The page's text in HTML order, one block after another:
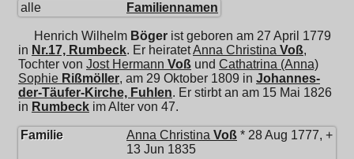
alle Familiennamen
Henrich Wilhelm Böger ist geboren am 27 April 1779
in Nr.17, Rumbeck. Er heiratetAnna Christina Voß,
Tochter von Jost Hermann Voß und Cathatrina (Anna)
Sophie Rißmöller, am 29 Oktober 1809 in Johannes-
der-Täufer-Kirche, Fuhlen. Er stirbt an am 15 Mai 1826
in Rumbeck im Alter von 47.
Familie Anna Christina Voß * 28 Aug 1777, +
13 Jun 1835